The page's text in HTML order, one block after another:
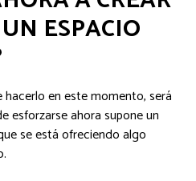
ESPACIO
en este momento, será
esforzarse ahora supone un
se está ofreciendo algo